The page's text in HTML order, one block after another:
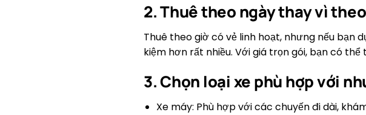
2. Thuê theo ngày thay vì
Thuê theo giờ có vẻ linh hoạt, nhưng nếu bạn
kiệm hơn rất nhiều. Với giá trọn gói, bạn có
3. Chọn loại xe phù hợp với
Xe máy: Phù hợp với các chuyến đi dài,